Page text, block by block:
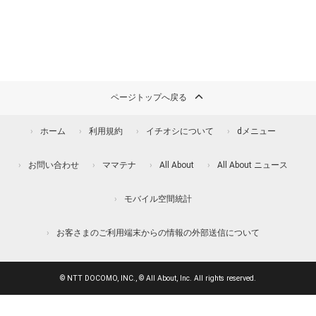
ページトップへ戻る
ホーム 利用規約 イチオシについて dメニュー
お問い合わせ ママテナ All About All About ニュース
モバイル空間統計
お客さまのご利用端末からの情報の外部送信について
© NTT DOCOMO, INC., © All About, Inc. All rights reserved.